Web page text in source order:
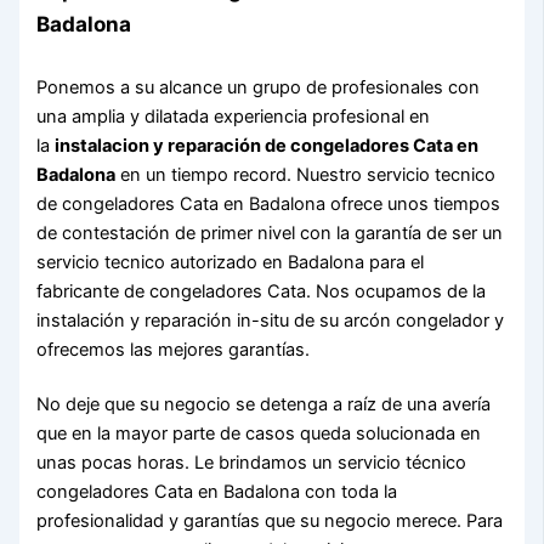
Badalona
Ponemos a su alcance un grupo de profesionales con
una amplia y dilatada experiencia profesional en
lainstalacion y reparación de congeladores Cata en
Badalona en un tiempo record. Nuestro servicio tecnico
de congeladores Cata en Badalona ofrece unos tiempos
de contestación de primer nivel con la garantía de ser un
servicio tecnico autorizado en Badalona para el
fabricante de congeladores Cata. Nos ocupamos de la
instalación y reparación in-situ de su arcón congelador y
ofrecemos las mejores garantías.
No deje que su negocio se detenga a raíz de una avería
que en la mayor parte de casos queda solucionada en
unas pocas horas. Le brindamos un servicio técnico
congeladores Cata en Badalona con toda la
profesionalidad y garantías que su negocio merece. Para